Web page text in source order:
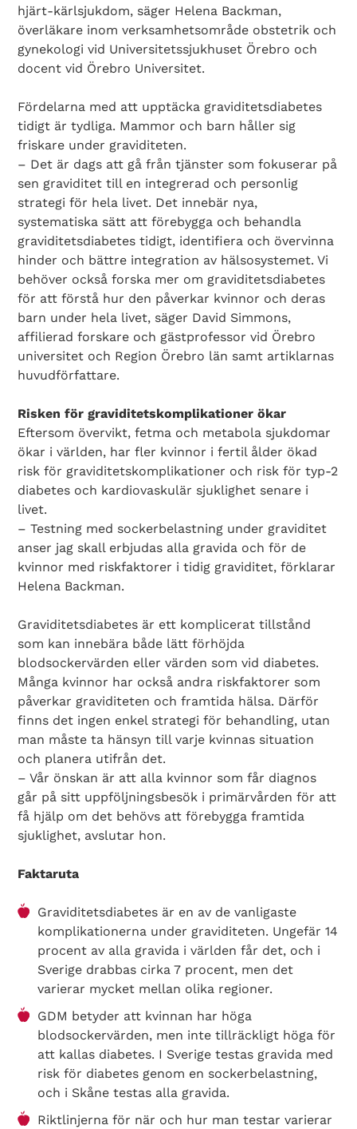
hjärt-kärlsjukdom, säger Helena Backman,
överläkare inom verksamhetsområde obstetrik och
gynekologi vid Universitetssjukhuset Örebro och
docent vid Örebro Universitet.
Fördelarna med att upptäcka graviditetsdiabetes
tidigt är tydliga. Mammor och barn håller sig
friskare under graviditeten.
– Det är dags att gå från tjänster som fokuserar på
sen graviditet till en integrerad och personlig
strategi för hela livet. Det innebär nya,
systematiska sätt att förebygga och behandla
graviditetsdiabetes tidigt, identifiera och övervinna
hinder och bättre integration av hälsosystemet. Vi
behöver också forska mer om graviditetsdiabetes
för att förstå hur den påverkar kvinnor och deras
barn under hela livet, säger David Simmons,
affilierad forskare och gästprofessor vid Örebro
universitet och Region Örebro län samt artiklarnas
huvudförfattare.
Risken för graviditetskomplikationer ökar
Eftersom övervikt, fetma och metabola sjukdomar
ökar i världen, har fler kvinnor i fertil ålder ökad
risk för graviditetskomplikationer och risk för typ-2
diabetes och kardiovaskulär sjuklighet senare i
livet.
– Testning med sockerbelastning under graviditet
anser jag skall erbjudas alla gravida och för de
kvinnor med riskfaktorer i tidig graviditet, förklarar
Helena Backman.
Graviditetsdiabetes är ett komplicerat tillstånd
som kan innebära både lätt förhöjda
blodsockervärden eller värden som vid diabetes.
Många kvinnor har också andra riskfaktorer som
påverkar graviditeten och framtida hälsa. Därför
finns det ingen enkel strategi för behandling, utan
man måste ta hänsyn till varje kvinnas situation
och planera utifrån det.
– Vår önskan är att alla kvinnor som får diagnos
går på sitt uppföljningsbesök i primärvården för att
få hjälp om det behövs att förebygga framtida
sjuklighet, avslutar hon.
Faktaruta
Graviditetsdiabetes är en av de vanligaste
komplikationerna under graviditeten. Ungefär 14
procent av alla gravida i världen får det, och i
Sverige drabbas cirka 7 procent, men det
varierar mycket mellan olika regioner.
GDM betyder att kvinnan har höga
blodsockervärden, men inte tillräckligt höga för
att kallas diabetes. I Sverige testas gravida med
risk för diabetes genom en sockerbelastning,
och i Skåne testas alla gravida.
Riktlinjerna för när och hur man testar varierar